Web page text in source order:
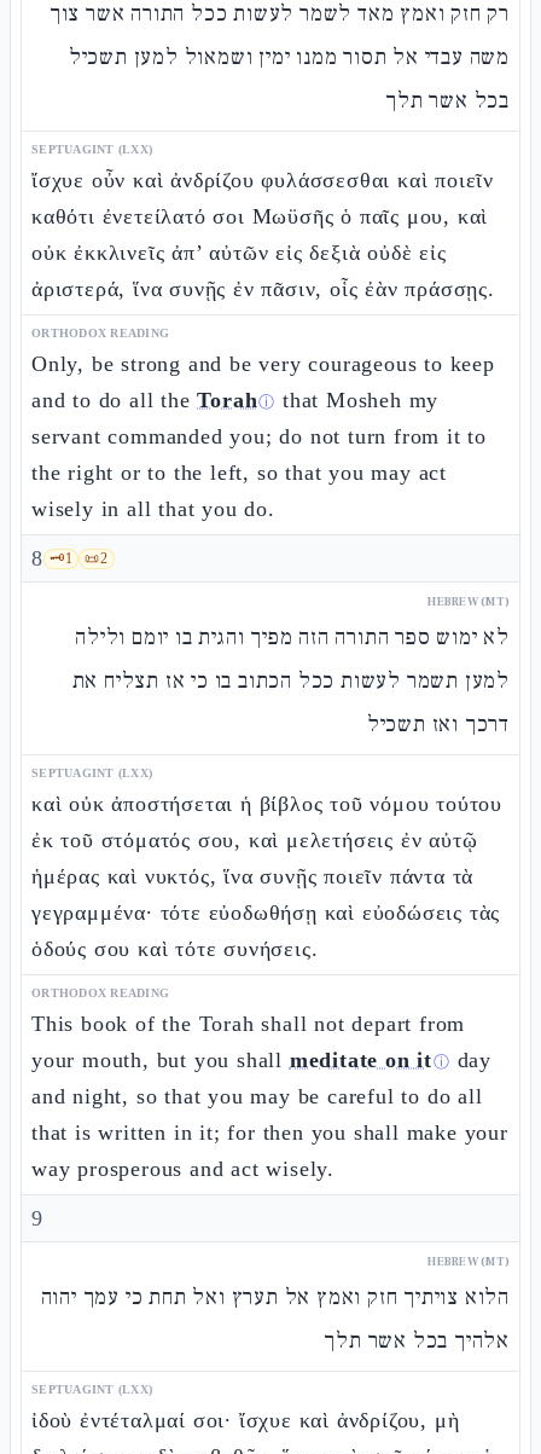
רק חזק ואמץ מאד לשמר לעשות ככל התורה אשר צוך
משה עבדי אל תסור ממנו ימין ושמאול למען תשכיל
בכל אשר תלך
SEPTUAGINT (LXX)
ἴσχυε οὖν καὶ ἀνδρίζου φυλάσσεσθαι καὶ ποιεῖν
καθότι ἐνετείλατό σοι Μωϋσῆς ὁ παῖς μου, καὶ
οὐκ ἐκκλινεῖς ἀπ’ αὐτῶν εἰς δεξιὰ οὐδὲ εἰς
ἀριστερά, ἵνα συνῇς ἐν πᾶσιν, οἷς ἐὰν πράσσῃς.
ORTHODOX READING
Only, be strong and be very courageous to keep
and to do all theTorahⓘ that Mosheh my
servant commanded you; do not turn from it to
the right or to the left, so that you may act
wisely in all that you do.
8 🗝️1 📜2
HEBREW (MT)
לא ימוש ספר התורה הזה מפיך והגית בו יומם ולילה
למען תשמר לעשות ככל הכתוב בו כי אז תצליח את
דרכך ואז תשכיל
SEPTUAGINT (LXX)
καὶ οὐκ ἀποστήσεται ἡ βίβλος τοῦ νόμου τούτου
ἐκ τοῦ στόματός σου, καὶ μελετήσεις ἐν αὐτῷ
ἡμέρας καὶ νυκτός, ἵνα συνῇς ποιεῖν πάντα τὰ
γεγραμμένα· τότε εὐοδωθήσῃ καὶ εὐοδώσεις τὰς
ὁδούς σου καὶ τότε συνήσεις.
ORTHODOX READING
This book of the Torah shall not depart from
your mouth, but you shall meditate on itⓘ day
and night, so that you may be careful to do all
that is written in it; for then you shall make your
way prosperous and act wisely.
9
HEBREW (MT)
הלוא צויתיך חזק ואמץ אל תערץ ואל תחת כי עמך יהוה
אלהיך בכל אשר תלך
SEPTUAGINT (LXX)
ἰδοὺ ἐντέταλμαί σοι· ἴσχυε καὶ ἀνδρίζου, μὴ